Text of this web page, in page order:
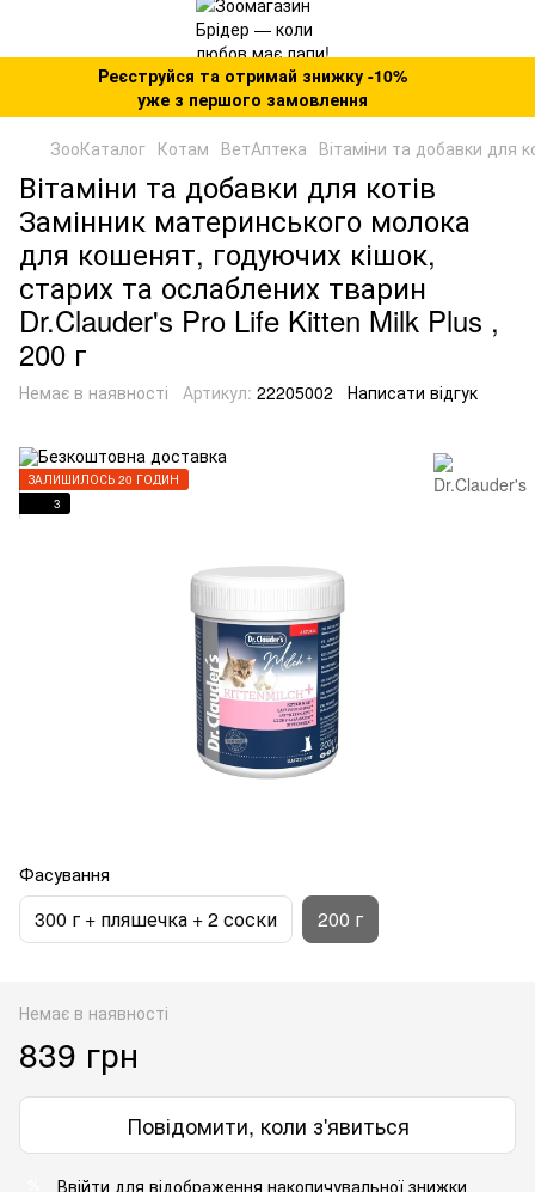
Реєструйся та отримай знижку -10%
уже з першого замовлення
ЗооКаталог Котам ВетАптека Вітаміни та добавки для
Вітаміни та добавки для котів
Замінник материнського молока
для кошенят, годуючих кішок,
старих та ослаблених тварин
Dr.Clauder's Pro Life Kitten Milk Plus ,
200 г
Немає в наявності Артикул: 22205002 Написати відгук
ЗАЛИШИЛОСЬ 20 ГОДИН
3
Фасування
300 г + пляшечка + 2 соски 200 г
Немає в наявності
839 грн
Повідомити, коли з'явиться
Ввійти для відображення накопичувальної знижки